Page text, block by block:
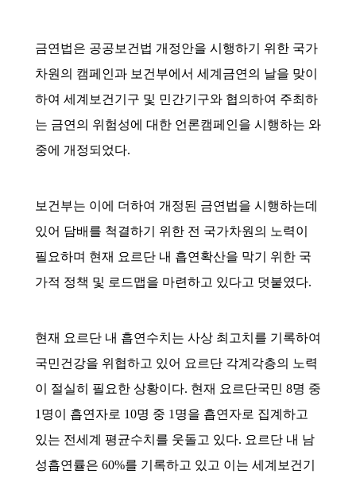
금연법은 공공보건법 개정안을 시행하기 위한 국가
차원의 캠페인과 보건부에서 세계금연의 날을 맞이
하여 세계보건기구 및 민간기구와 협의하여 주최하
는 금연의 위험성에 대한 언론캠페인을 시행하는 와
중에 개정되었다.
보건부는 이에 더하여 개정된 금연법을 시행하는데
있어 담배를 척결하기 위한 전 국가차원의 노력이
필요하며 현재 요르단 내 흡연확산을 막기 위한 국
가적 정책 및 로드맵을 마련하고 있다고 덧붙였다.
현재 요르단 내 흡연수치는 사상 최고치를 기록하여
국민건강을 위협하고 있어 요르단 각계각층의 노력
이 절실히 필요한 상황이다. 현재 요르단국민 8명 중
1명이 흡연자로 10명 중 1명을 흡연자로 집계하고
있는 전세계 평균수치를 웃돌고 있다. 요르단 내 남
성흡연률은 60%를 기록하고 있고 이는 세계보건기